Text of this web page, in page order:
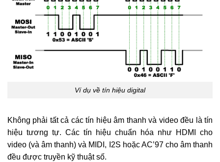
Ví dụ về tín hiệu digital
Không phải tất cả các tín hiệu âm thanh và video đều là tín
hiệu tương tự. Các tín hiệu chuẩn hóa như HDMI cho
video (và âm thanh) và MIDI, I2S hoặc AC’97 cho âm thanh
đều được truyền kỹ thuật số.